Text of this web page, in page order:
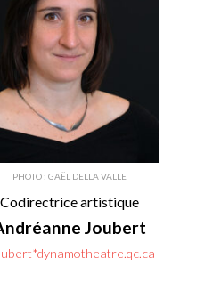
PHOTO : GAËL DELLA VALLE
Codirectrice artistique
Joubert